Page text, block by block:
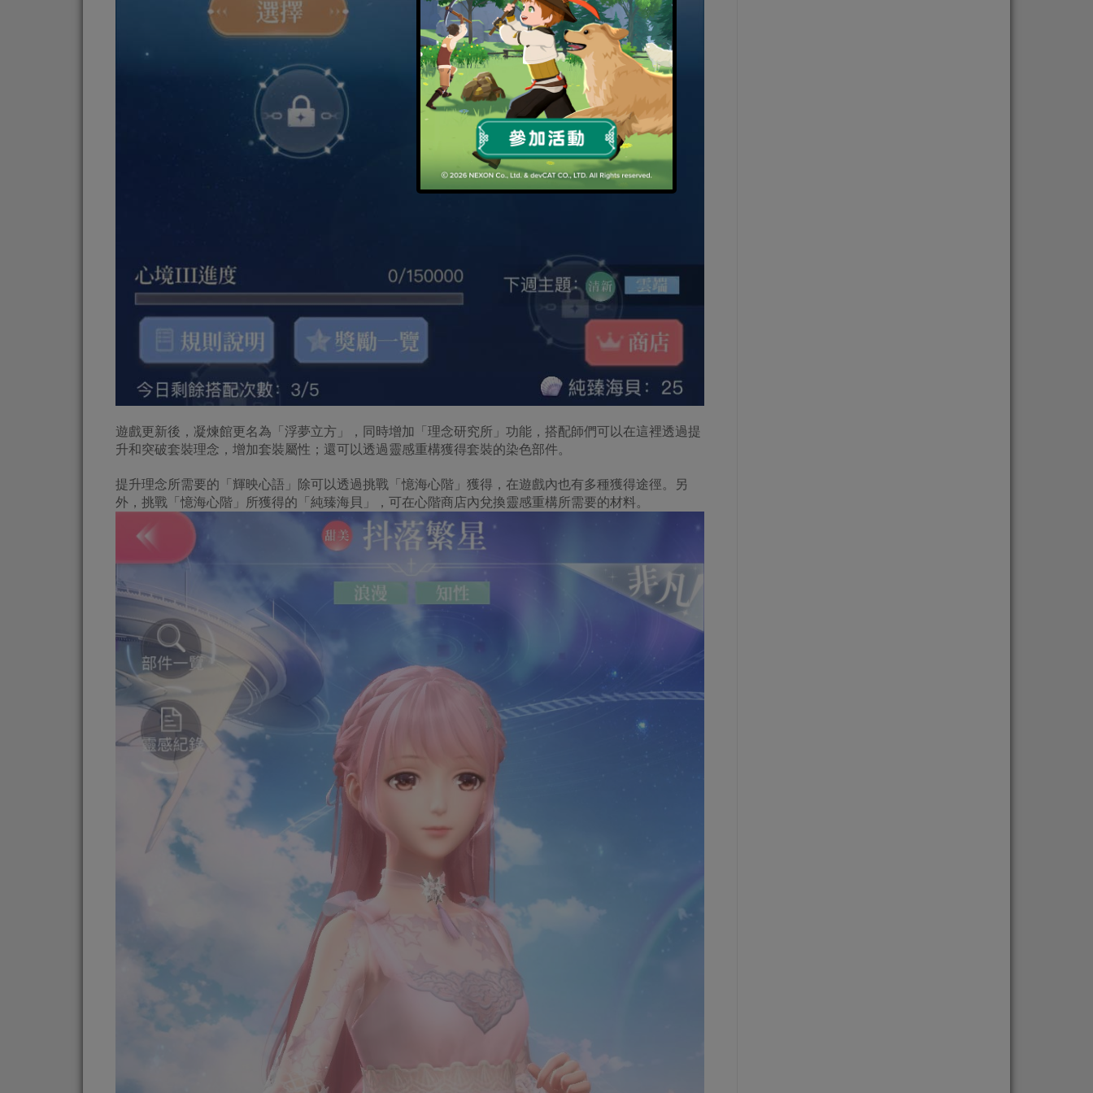
遊戲更新後，凝煉館更名為「浮夢立方」，同時增加「理念研究所」功能，搭配師們可以在這裡透過提
升和突破套裝理念，增加套裝屬性；還可以透過靈感重構獲得套裝的染色部件。
提升理念所需要的「輝映心語」除可以透過挑戰「憶海心階」獲得，在遊戲內也有多種獲得途徑。另
外，挑戰「憶海心階」所獲得的「純臻海貝」，可在心階商店內兌換靈感重構所需要的材料。